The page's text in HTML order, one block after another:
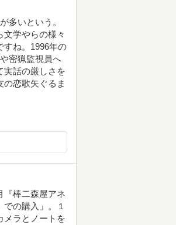
多いという。
学やらの様々
すね。1996年の
密猟監視員へ
実話の厳しさを
恋歌矢ぐるま
『棒二森屋アネ
の購入」。１
メラとノートを